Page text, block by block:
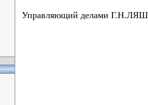
Управляющий делами